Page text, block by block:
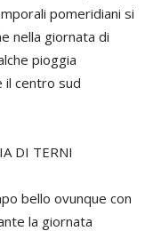
pomeridiani si
nella giornata di
pioggia
il centro sud
DI TERNI
bello ovunque con
la giornata